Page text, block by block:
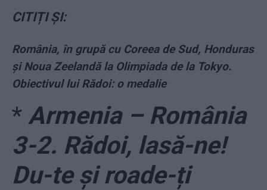
CITIȚI ȘI:
România, în grupă cu Coreea de Sud, Honduras
și Noua Zeelandă la Olimpiada de la Tokyo.
Obiectivul lui Rădoi: o medalie
* Armenia – România
3-2. Rădoi, lasă-ne!
Du-te și roade-ți